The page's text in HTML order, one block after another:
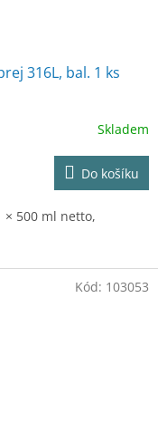
316L, bal. 1 ks
Skladem
Do košíku
× 500 ml netto,
Kód: 103053